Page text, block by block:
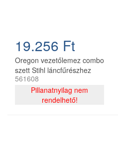
19.256 Ft
Oregon vezetőlemez combo
szett Stihl láncfűrészhez
325 - 1,6 mm 40 cm 67
szemes
561608
Pillanatnyilag nem
rendelhető!